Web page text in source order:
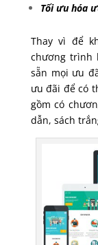
Tối ưu hóa
Thay vì để
chương trình
sẵn mọi ưu
ưu đãi để có
gồm có
dẫn, sách